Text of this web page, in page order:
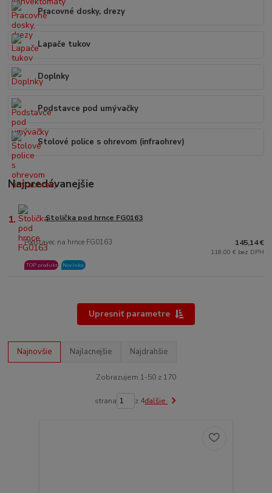
Pracovné dosky, drezy
Lapače tukov
Doplnky
Podstavce pod umývačky
Stolové police s ohrevom (infraohrev)
Najpredávanejšie
1. Stolička pod hrnce FG0163
Podstavec na hrnce FG0163
TOP produkt Novinka
145,14 €
118,00 € bez DPH
Upresniť parametre
Najnovšie Najlacnejšie Najdrahšie
Zobrazujem 1-50 z 170
strana z 4ďalšie